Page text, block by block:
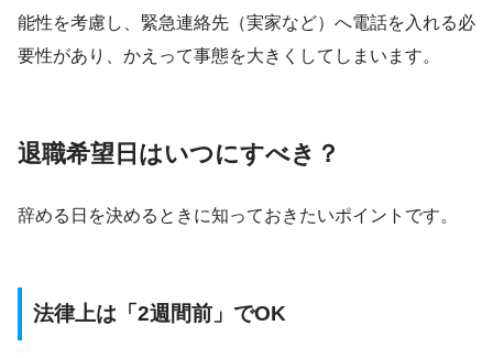
能性を考慮し、緊急連絡先（実家など）へ電話を入れる必
要性があり、かえって事態を大きくしてしまいます。
退職希望日はいつにすべき？
辞める日を決めるときに知っておきたいポイントです。
法律上は「2週間前」でOK